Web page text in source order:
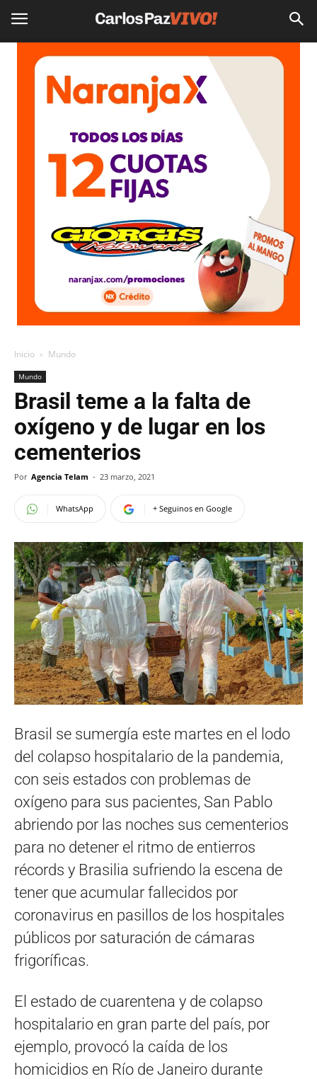
Inicio Mundo
Mundo
Brasil teme a la falta de
oxígeno y de lugar en los
cementerios
Por Agencia Telam - 23 marzo, 2021
WhatsApp + Seguinos en Google
Brasil se sumergía este martes en el lodo
del colapso hospitalario de la pandemia,
con seis estados con problemas de
oxígeno para sus pacientes, San Pablo
abriendo por las noches sus cementerios
para no detener el ritmo de entierros
récords y Brasilia sufriendo la escena de
tener que acumular fallecidos por
coronavirus en pasillos de los hospitales
públicos por saturación de cámaras
frigoríficas.
El estado de cuarentena y de colapso
hospitalario en gran parte del país, por
ejemplo, provocó la caída de los
homicidios en Río de Janeiro durante